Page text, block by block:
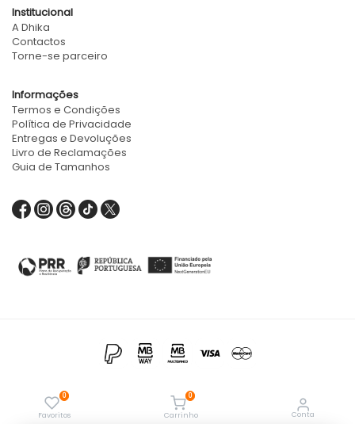
€
0
Favoritos
0
Carrinho Conta
Institucional
A Dhika
Contactos
Torne-se parceiro
Informações
Termos e Condições
Política de Privacidade
Entregas e Devoluções
Livro de Reclamações
Guia de Tamanhos
Powered by